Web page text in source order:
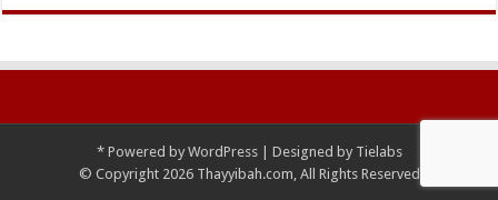
*Powered by WordPress| Designed by Tielabs
© Copyright 2026 Thayyibah.com, All Rights Reserved